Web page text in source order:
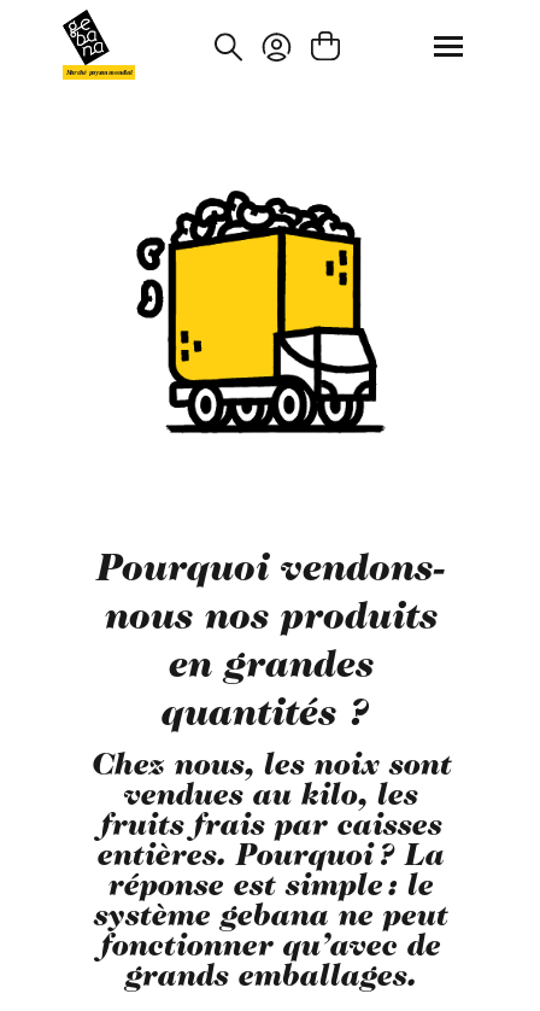
au contenu principal
Passer à la recherche
Marché paysan mondial
Pourquoi vendons-
nous nos produits
en grandes
quantités ?
Chez nous, les noix sont
vendues au kilo, les
fruits frais par caisses
entières. Pourquoi ? La
réponse est simple : le
système gebana ne peut
fonctionner qu’avec de
grands emballages.